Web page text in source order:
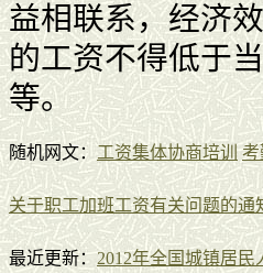
益相联系，经济
的工资不得低于
等。
随机网文：工资集体协商培训 考
关于职工加班工资有关问题的通
最近更新：2012年全国城镇居民